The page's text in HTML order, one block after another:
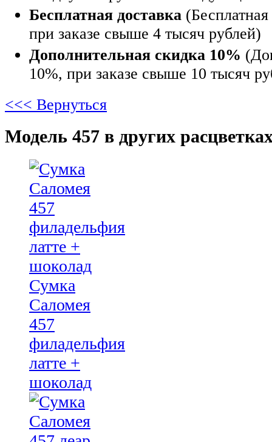
Бесплатная доставка
при заказе свыше 4 тысяч рублей)
Дополнительная скидка 10%
10%, при заказе свыше 10 тысяч
<<< Вернуться
Модель 457 в других
Сумка
Саломея
457
филадельфия
латте +
шоколад